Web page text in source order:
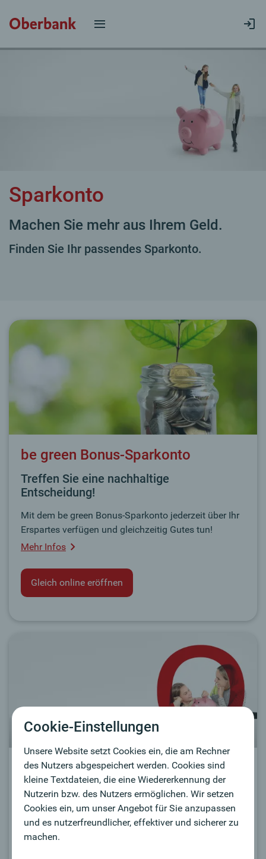
Sparkonto
Machen Sie mehr aus Ihrem Geld.
Finden Sie Ihr passendes Sparkonto.
be green Bonus-Sparkonto
Treffen Sie eine nachhaltige
Entscheidung!
Mit dem be green Bonus-Sparkonto jederzeit über Ihr
Erspartes verfügen und gleichzeitig Gutes tun!
Mehr Infos
Gleich online eröffnen
Sparkonto Festzins
Ihre Veranlagung ist klar kalkulierbar.
Fixe Zinsen, fixe Laufzeit – einfach & bequem.
Mehr Infos
Cookie-Einstellungen
Unsere Website setzt Cookies ein, die am Rechner
des Nutzers abgespeichert werden. Cookies sind
kleine Textdateien, die eine Wiedererkennung der
Nutzerin bzw. des Nutzers ermöglichen. Wir setzen
Cookies ein, um unser Angebot für Sie anzupassen
und es nutzerfreundlicher, effektiver und sicherer zu
machen.